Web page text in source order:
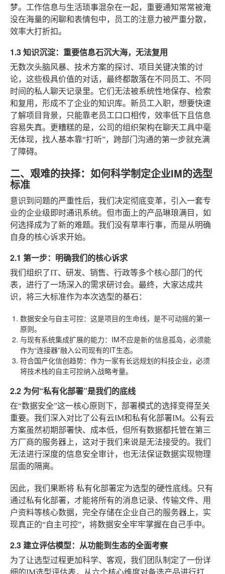
梦。工作信息与生活琐事混杂在一起，重要通知常常被淹
没在海量的闲聊和表情包中，员工的注意力被严重分散，
效率大打折扣。
1.3 知识沉淀：重要信息石沉大海，无法复用
无数次头脑风暴、技术方案的探讨、项目关键决策的讨
论，这些极具价值的对话，最终都散落在不同员工、不同
时间的私人聊天记录里。它们无法被系统性地保存、检索
和复用，形成不了企业的知识库。新员工入职，想要快速
了解项目背景，只能靠老员工口口相传，效率低下且信息
容易失真。更糟糕的是，公司的组织架构在聊天工具中毫
无体现，找人基本靠“打听”，跨部门沟通的第一步就充满
了障碍。
二、艰难的抉择：如何科学制定企业IM的选型
标准
意识到问题的严重性后，我们决定彻底变革，引入一套专
业的企业级即时通讯系统。但市面上的产品琳琅满目，如
何选择成为了新的难题。我们没有草率行事，而是从明确
自身的核心诉求开始。
2.1 第一步：明确我们的核心诉求
我们组织了IT、研发、销售、行政等多个核心部门的代
表，进行了一场深入的需求研讨会。最终，大家达成共
识，将三大标准作为本次选型的基石：
数据安全与自主可控：这是项目的生命线，是不可动摇的第一
原则。
与现有系统集成扩展的能力：IM不应是新的信息孤岛，必须能
作为“连接器”融入公司现有的IT生态。
符合国产化信创趋势：作为一家有长远规划的科技企业，必须
将技术栈的自主可控纳入战略考量。
2.2 为何“私有化部署”是我们的底线
在“数据安全”这一核心原则下，部署模式的选择变得至关
重要。我们深入对比了公有云IM和私有化部署IM。公有云
方案虽然初期部署快、成本低，但所有数据都托管在第三
方厂商的服务器上，这对于我们来说是无法接受的。我们
无法进行深度的信息安全审计，也无法保证数据实现物理
层面的隔离。
因此，我们果断将 私有化部署定为选型的硬性底线。只有
通过私有化部署，才能将所有的消息记录、传输文件、用
户资料等核心数据，完全存储在企业自己的服务器上，实
现真正的“自主可控”，将数据安全牢牢掌握在自己手中。
2.3 建立评估模型：从功能到生态的全面考察
为了让选型过程更加科学、客观，我们团队制定了一份详
细的IM选型评估表，从六个核心维度对备选产品进行打